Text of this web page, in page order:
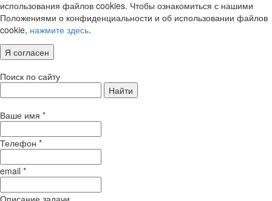
использования файлов cookies. Чтобы ознакомиться с нашими
Положениями о конфиденциальности и об использовании файлов
cookie, нажмите здесь.
Я согласен
Поиск по сайту
Найти
Ваше имя *
Телефон *
email *
Описание задачи